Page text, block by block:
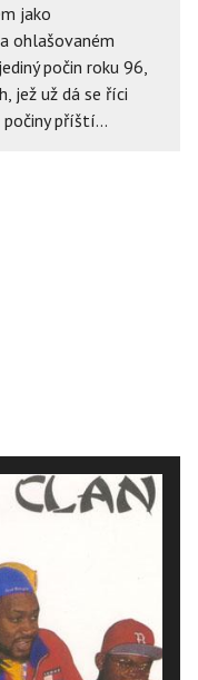
jako
ohlašovaném
počin roku 96,
jež už dá se říci
příští...